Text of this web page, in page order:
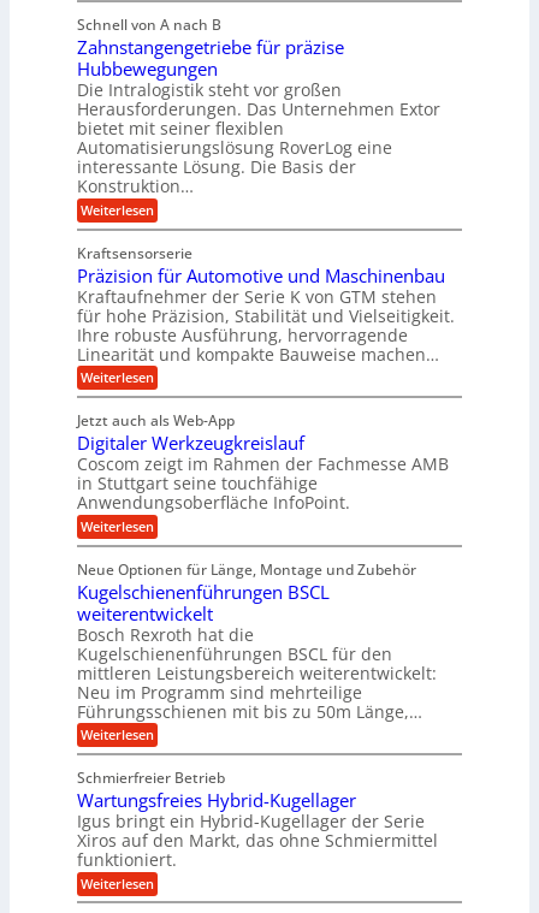
l
i
k
i
m
V
e
r
g
e
c
h
b
i
g
e
K
u
g
e
l
g
e
w
i
n
d
e
t
i
e
b
e
f
ü
r
r
a
u
e
U
m
g
e
b
u
n
g
e
n
e
r
t
U
m
s
a
t
u
n
d
A
u
f
t
r
a
g
s
e
i
g
a
n
g
e
h
r
A
r
b
e
i
t
s
l
o
s
e
,
w
e
n
i
g
e
r
S
t
e
l
l
e
n
Schnell von A nach B
Zahnstangengetriebe für präzise
Hubbewegungen
Die Intralogistik steht vor großen
Herausforderungen. Das Unternehmen Extor
bietet mit seiner flexiblen
Automatisierungslösung RoverLog eine
interessante Lösung. Die Basis der
Konstruktion…
Weiterlesen:
Z
h
n
s
t
a
n
g
e
n
e
t
r
i
e
b
e
f
r
p
r
ä
z
i
s
e
H
u
b
e
w
e
g
u
n
g
e
Kraftsensorserie
Präzision für Automotive und Maschinenbau
Kraftaufnehmer der Serie K von GTM stehen
für hohe Präzision, Stabilität und Vielseitigkeit.
Ihre robuste Ausführung, hervorragende
Linearität und kompakte Bauweise machen…
Weiterlesen:
P
ä
z
i
s
i
o
n
f
r
A
u
t
o
m
o
t
i
v
e
n
d
M
a
s
c
h
i
Jetzt auch als Web-App
Digitaler Werkzeugkreislauf
Coscom zeigt im Rahmen der Fachmesse AMB
in Stuttgart seine touchfähige
Anwendungsoberfläche InfoPoint.
Weiterlesen:
D
g
i
t
a
l
e
r
W
e
r
k
z
e
u
g
k
r
e
i
s
Neue Optionen für Länge, Montage und Zubehör
Kugelschienenführungen BSCL
weiterentwickelt
Bosch Rexroth hat die
Kugelschienenführungen BSCL für den
mittleren Leistungsbereich weiterentwickelt:
Neu im Programm sind mehrteilige
Führungsschienen mit bis zu 50m Länge,…
Weiterlesen:
K
g
e
l
s
c
h
i
e
Schmierfreier Betrieb
Wartungsfreies Hybrid-Kugellager
Igus bringt ein Hybrid-Kugellager der Serie
Xiros auf den Markt, das ohne Schmiermittel
funktioniert.
Weiterlesen:
W